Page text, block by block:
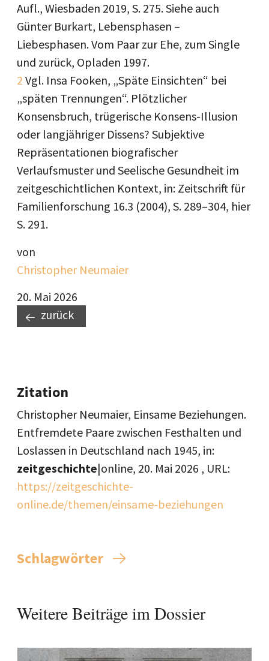
Aufl., Wiesbaden 2019, S. 275. Siehe auch
Günter Burkart, Lebensphasen –
Liebesphasen. Vom Paar zur Ehe, zum Single
und zurück, Opladen 1997.
2 Vgl. Insa Fooken, „Späte Einsichten“ bei
„späten Trennungen“. Plötzlicher
Konsensbruch, trügerische Konsens-Illusion
oder langjähriger Dissens? Subjektive
Repräsentationen biografischer
Verlaufsmuster und Seelische Gesundheit im
zeitgeschichtlichen Kontext, in: Zeitschrift für
Familienforschung 16.3 (2004), S. 289–304, hier
S. 291.
von
Christopher Neumaier
20. Mai 2026
zurück
Zitation
Christopher Neumaier, Einsame Beziehungen.
Entfremdete Paare zwischen Festhalten und
Loslassen in Deutschland nach 1945, in:
zeitgeschichte|online, 20. Mai 2026 , URL:
https://zeitgeschichte-
online.de/themen/einsame-beziehungen
Schlagwörter
Weitere Beiträge im Dossier